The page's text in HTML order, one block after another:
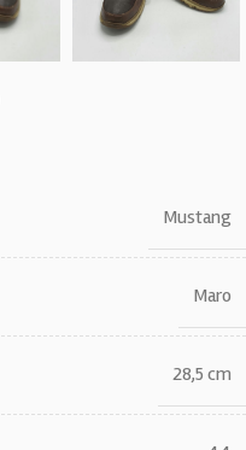
Mustang
Maro
28,5 cm